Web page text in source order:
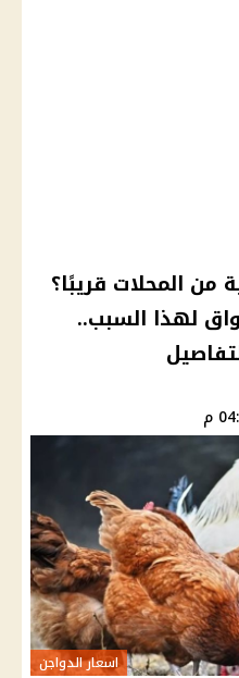
من المحلات قريبًا؟
لهذا السبب..
اسعار الدواجن